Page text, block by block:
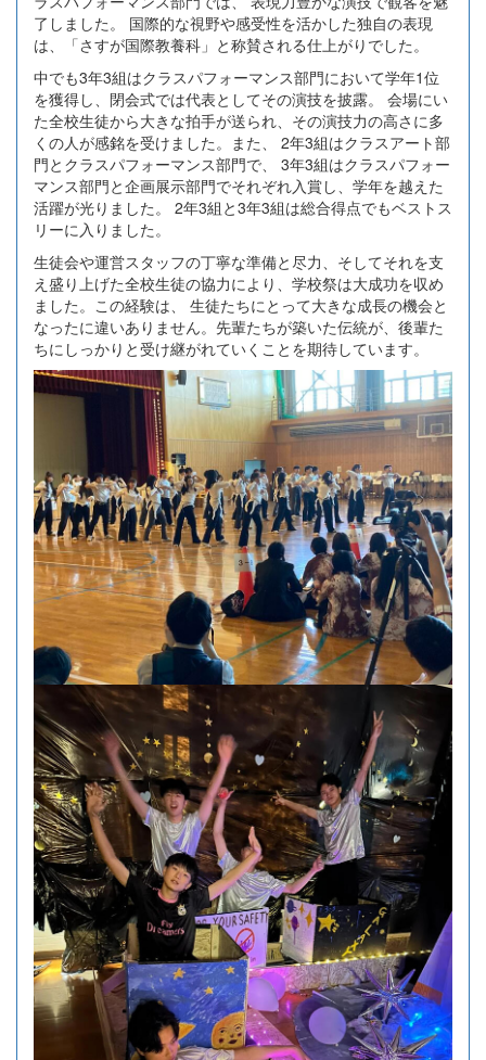
了しました。 国際的な視野や感受性を活かした独自の表現
は、「さすが国際教養科」と称賛される仕上がりでした。
中でも3年3組はクラスパフォーマンス部門において学年1位
を獲得し、閉会式では代表としてその演技を披露。 会場にい
た全校生徒から大きな拍手が送られ、その演技力の高さに多
くの人が感銘を受けました。また、 2年3組はクラスアート部
門とクラスパフォーマンス部門で、 3年3組はクラスパフォー
マンス部門と企画展示部門でそれぞれ入賞し、学年を越えた
活躍が光りました。 2年3組と3年3組は総合得点でもベストス
リーに入りました。
生徒会や運営スタッフの丁寧な準備と尽力、そしてそれを支
え盛り上げた全校生徒の協力により、学校祭は大成功を収め
ました。この経験は、 生徒たちにとって大きな成長の機会と
なったに違いありません。先輩たちが築いた伝統が、後輩た
ちにしっかりと受け継がれていくことを期待しています。